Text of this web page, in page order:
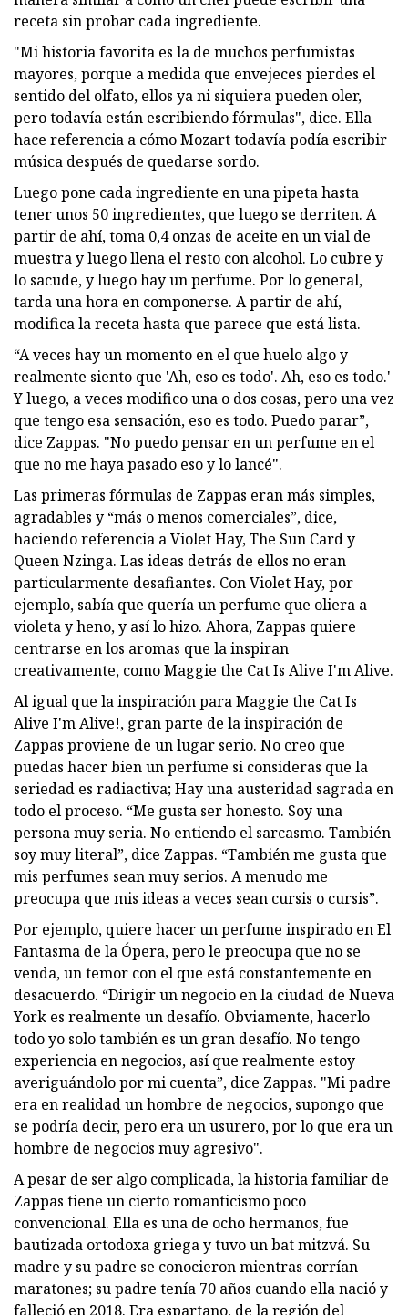
receta sin probar cada ingrediente.
"Mi historia favorita es la de muchos perfumistas
mayores, porque a medida que envejeces pierdes el
sentido del olfato, ellos ya ni siquiera pueden oler,
pero todavía están escribiendo fórmulas", dice. Ella
hace referencia a cómo Mozart todavía podía escribir
música después de quedarse sordo.
Luego pone cada ingrediente en una pipeta hasta
tener unos 50 ingredientes, que luego se derriten. A
partir de ahí, toma 0,4 onzas de aceite en un vial de
muestra y luego llena el resto con alcohol. Lo cubre y
lo sacude, y luego hay un perfume. Por lo general,
tarda una hora en componerse. A partir de ahí,
modifica la receta hasta que parece que está lista.
“A veces hay un momento en el que huelo algo y
realmente siento que 'Ah, eso es todo'. Ah, eso es todo.'
Y luego, a veces modifico una o dos cosas, pero una vez
que tengo esa sensación, eso es todo. Puedo parar”,
dice Zappas. "No puedo pensar en un perfume en el
que no me haya pasado eso y lo lancé".
Las primeras fórmulas de Zappas eran más simples,
agradables y “más o menos comerciales”, dice,
haciendo referencia a Violet Hay, The Sun Card y
Queen Nzinga. Las ideas detrás de ellos no eran
particularmente desafiantes. Con Violet Hay, por
ejemplo, sabía que quería un perfume que oliera a
violeta y heno, y así lo hizo. Ahora, Zappas quiere
centrarse en los aromas que la inspiran
creativamente, como Maggie the Cat Is Alive I'm Alive.
Al igual que la inspiración para Maggie the Cat Is
Alive I'm Alive!, gran parte de la inspiración de
Zappas proviene de un lugar serio. No creo que
puedas hacer bien un perfume si consideras que la
seriedad es radiactiva; Hay una austeridad sagrada en
todo el proceso. “Me gusta ser honesto. Soy una
persona muy seria. No entiendo el sarcasmo. También
soy muy literal”, dice Zappas. “También me gusta que
mis perfumes sean muy serios. A menudo me
preocupa que mis ideas a veces sean cursis o cursis”.
Por ejemplo, quiere hacer un perfume inspirado en El
Fantasma de la Ópera, pero le preocupa que no se
venda, un temor con el que está constantemente en
desacuerdo. “Dirigir un negocio en la ciudad de Nueva
York es realmente un desafío. Obviamente, hacerlo
todo yo solo también es un gran desafío. No tengo
experiencia en negocios, así que realmente estoy
averiguándolo por mi cuenta”, dice Zappas. "Mi padre
era en realidad un hombre de negocios, supongo que
se podría decir, pero era un usurero, por lo que era un
hombre de negocios muy agresivo".
A pesar de ser algo complicada, la historia familiar de
Zappas tiene un cierto romanticismo poco
convencional. Ella es una de ocho hermanos, fue
bautizada ortodoxa griega y tuvo un bat mitzvá. Su
madre y su padre se conocieron mientras corrían
maratones; su padre tenía 70 años cuando ella nació y
falleció en 2018. Era espartano, de la región del